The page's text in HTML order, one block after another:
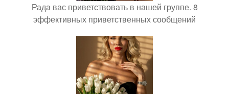
Рада вас приветствовать в нашей группе. 8
эффективных приветственных сообщений